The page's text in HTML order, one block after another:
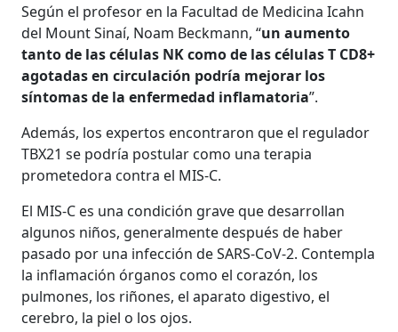
Según el profesor en la Facultad de Medicina Icahn
del Mount Sinaí, Noam Beckmann, “un aumento
tanto de las células NK como de las células T CD8+
agotadas en circulación podría mejorar los
síntomas de la enfermedad inflamatoria”.
Además, los expertos encontraron que el regulador
TBX21 se podría postular como una terapia
prometedora contra el MIS-C.
El MIS-C es una condición grave que desarrollan
algunos niños, generalmente después de haber
pasado por una infección de SARS-CoV-2. Contempla
la inflamación órganos como el corazón, los
pulmones, los riñones, el aparato digestivo, el
cerebro, la piel o los ojos.